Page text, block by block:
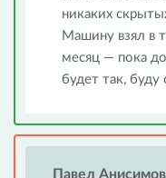
никаких
Машину взял в
месяц — пока
будет так, буду
Павел Анисимов